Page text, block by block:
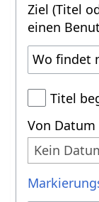
Ziel (Titel
einen
Titel
Von
Kein